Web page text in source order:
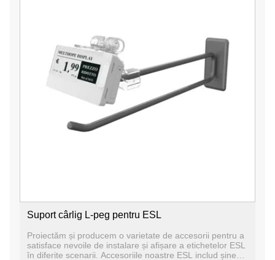
Suport cârlig L-peg pentru ESL
Proiectăm și producem o varietate de accesorii pentru a
satisface nevoile de instalare și afișare a etichetelor ESL
în diferite scenarii. Accesoriile noastre ESL includ șine